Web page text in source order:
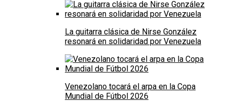
La guitarra clásica de Nirse González
resonará en solidaridad por Venezuela
Venezolano tocará el arpa en la Copa
Mundial de Fútbol 2026